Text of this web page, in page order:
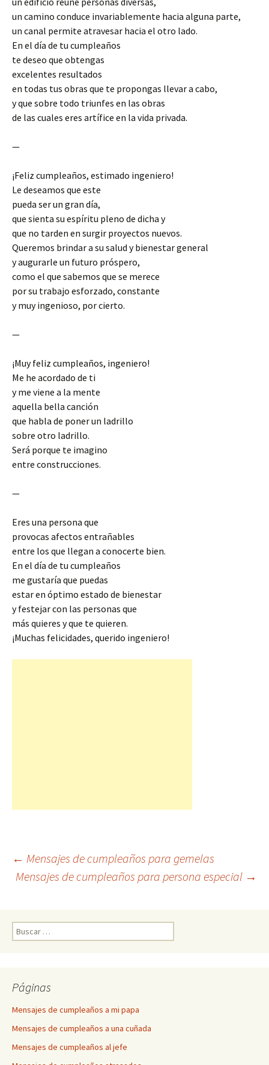
un camino conduce invariablemente hacia alguna parte,
un canal permite atravesar hacia el otro lado.
En el día de tu cumpleaños
te deseo que obtengas
excelentes resultados
en todas tus obras que te propongas llevar a cabo,
y que sobre todo triunfes en las obras
de las cuales eres artífice en la vida privada.
—
¡Feliz cumpleaños, estimado ingeniero!
Le deseamos que este
pueda ser un gran día,
que sienta su espíritu pleno de dicha y
que no tarden en surgir proyectos nuevos.
Queremos brindar a su salud y bienestar general
y augurarle un futuro próspero,
como el que sabemos que se merece
por su trabajo esforzado, constante
y muy ingenioso, por cierto.
—
¡Muy feliz cumpleaños, ingeniero!
Me he acordado de ti
y me viene a la mente
aquella bella canción
que habla de poner un ladrillo
sobre otro ladrillo.
Será porque te imagino
entre construcciones.
—
Eres una persona que
provocas afectos entrañables
entre los que llegan a conocerte bien.
En el día de tu cumpleaños
me gustaría que puedas
estar en óptimo estado de bienestar
y festejar con las personas que
más quieres y que te quieren.
¡Muchas felicidades, querido ingeniero!
Post navigation
← Mensajes de cumpleaños para gemelas
Mensajes de cumpleaños para persona especial →
Buscar:
Páginas
Mensajes de cumpleaños a mi papa
Mensajes de cumpleaños a una cuñada
Mensajes de cumpleaños al jefe